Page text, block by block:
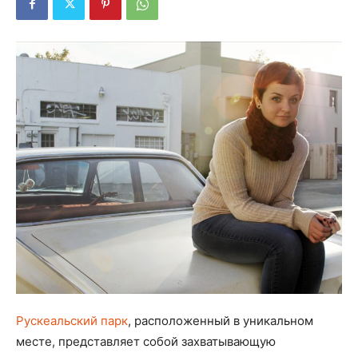
Рускеальский парк, расположенный в уникальном
месте, представляет собой захватывающую